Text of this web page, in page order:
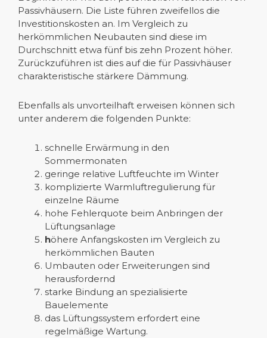
Passivhäusern. Die Liste führen zweifellos die
Investitionskosten an. Im Vergleich zu
herkömmlichen Neubauten sind diese im
Durchschnitt etwa fünf bis zehn Prozent höher.
Zurückzuführen ist dies auf die für Passivhäuser
charakteristische stärkere Dämmung.
Ebenfalls als unvorteilhaft erweisen können sich
unter anderem die folgenden Punkte:
schnelle Erwärmung in den
Sommermonaten
geringe relative Luftfeuchte im Winter
komplizierte Warmluftregulierung für
einzelne Räume
hohe Fehlerquote beim Anbringen der
Lüftungsanlage
höhere Anfangskosten im Vergleich zu
herkömmlichen Bauten
Umbauten oder Erweiterungen sind
herausfordernd
starke Bindung an spezialisierte
Bauelemente
das Lüftungssystem erfordert eine
regelmäßige Wartung.